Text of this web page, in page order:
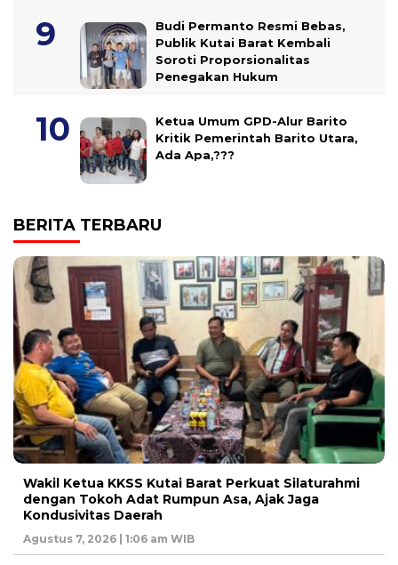
Budi Permanto Resmi Bebas,
Publik Kutai Barat Kembali
Soroti Proporsionalitas
Penegakan Hukum
Ketua Umum GPD-Alur Barito
Kritik Pemerintah Barito Utara,
Ada Apa,???
BERITA TERBARU
Wakil Ketua KKSS Kutai Barat Perkuat Silaturahmi
dengan Tokoh Adat Rumpun Asa, Ajak Jaga
Kondusivitas Daerah
Agustus 7, 2026 | 1:06 am WIB